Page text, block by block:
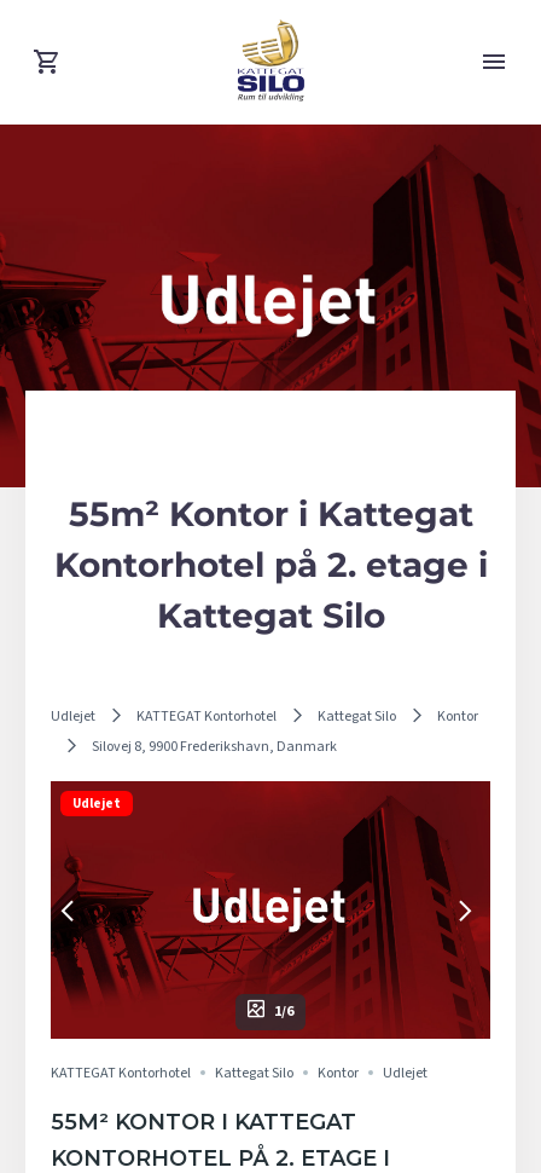
55m² Kontor i Kattegat
Kontorhotel på 2. etage i
Kattegat Silo
Udlejet KATTEGAT Kontorhotel Kattegat Silo
Kontor
Silovej 8, 9900 Frederikshavn, Danmark
Udlejet
1/6
KATTEGAT Kontorhotel Kattegat Silo Kontor Udlejet
55M² KONTOR I KATTEGAT
KONTORHOTEL PÅ 2. ETAGE I